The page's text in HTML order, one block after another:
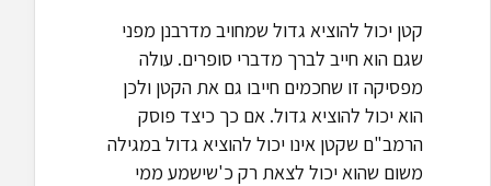
קטן יכול להוציא גדול שמחויב מדרבנן מפני
שגם הוא חייב לברך מדברי סופרים. עולה
מפסיקה זו שחכמים חייבו גם את הקטן ולכן
הוא יכול להוציא גדול. אם כך כיצד פוסק
הרמב"ם שקטן אינו יכול להוציא גדול במגילה
משום שהוא יכול לצאת רק כ'שישמע ממי